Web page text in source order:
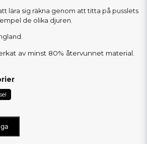
lära sig räkna genom att titta på pusslets
de olika djuren.
av minst 80% återvunnet material.